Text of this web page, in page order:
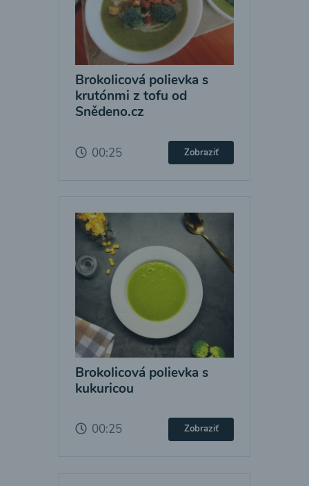
Brokolicová polievka s
krutónmi z tofu od
Snědeno.cz
00:25 Zobraziť
Brokolicová polievka s
kukuricou
00:25 Zobraziť